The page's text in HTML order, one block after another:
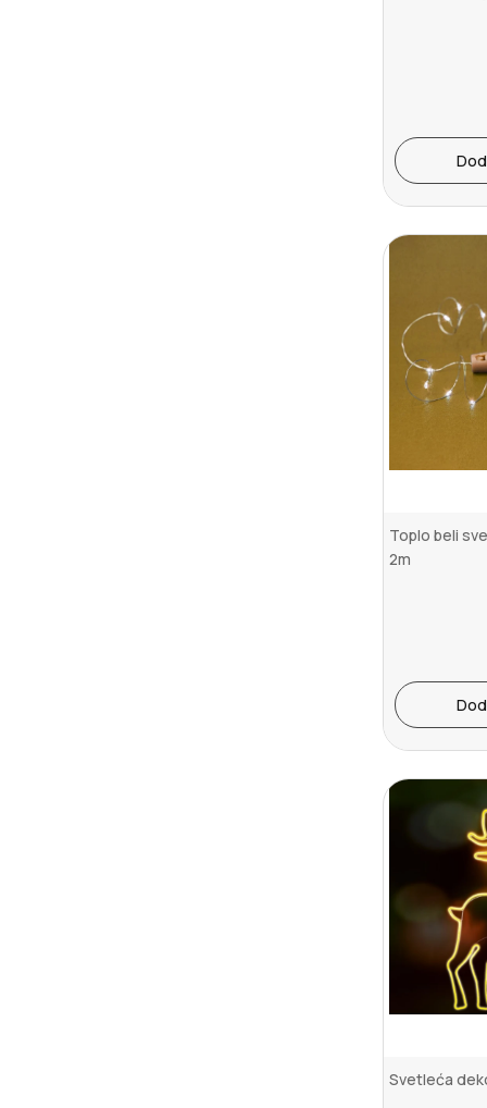
Toplo beli
2m
Svetleća